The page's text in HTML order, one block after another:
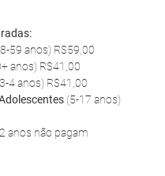
59 anos) R$59,00
anos) R$41,00
4 anos) R$41,00
(5-17 anos)
anos não pagam